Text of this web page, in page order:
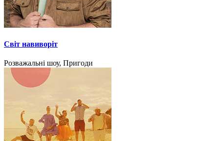
Світ навиворіт
Розважальні шоу, Пригоди